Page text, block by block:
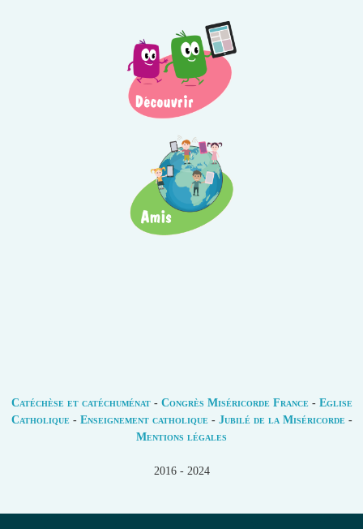
Catéchèse et catéchuménat- Congrès Miséricorde France- Eglise
Catholique- Enseignement catholique- Jubilé de la Miséricorde-
Mentions légales
2016 - 2024